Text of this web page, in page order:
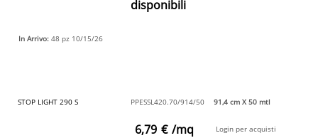
disponibili
In Arrivo: 48 pz 10/15/26
STOP LIGHT 290 S PPESSL420.70/914/50 91,4 cm X 50 mtl
6,79 € /mq Login per acquisti